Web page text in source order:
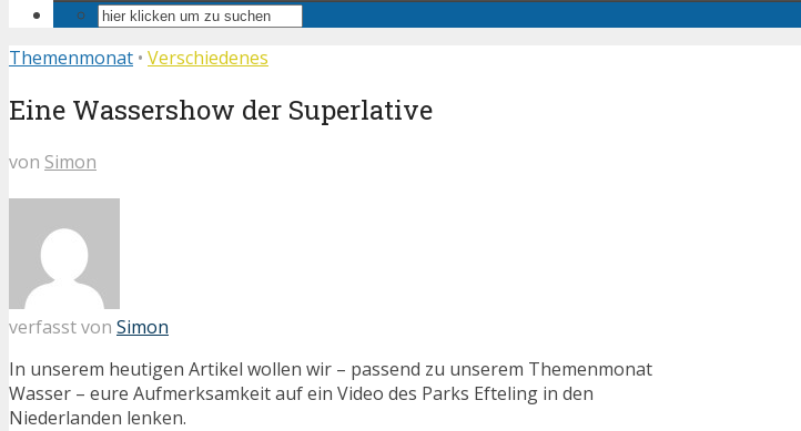
Themenmonat • Verschiedenes
Eine Wassershow der Superlative
von Simon
verfasst von Simon
In unserem heutigen Artikel wollen wir – passend zu unserem Themenmonat
Wasser – eure Aufmerksamkeit auf ein Video des Parks Efteling in den
Niederlanden lenken.